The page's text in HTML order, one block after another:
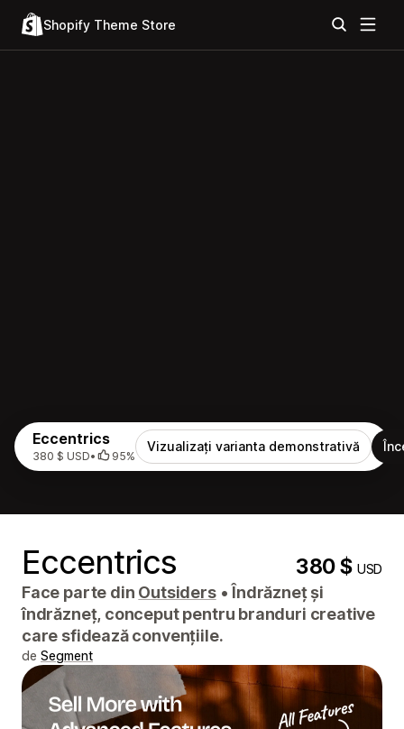
Shopify Theme Store
Eccentrics
380 $ USD• 95%
Vizualizați varianta demonstrativă
Eccentrics 380 $USD
Face parte din Outsiders • Îndrăzneț și
îndrăzneț, conceput pentru branduri creative
care sfidează convențiile.
de Segment